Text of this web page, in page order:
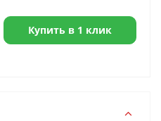
Купить в 1 клик